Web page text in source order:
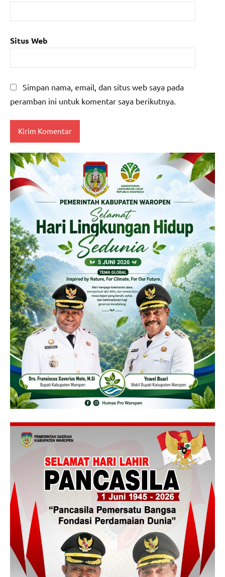
Situs Web
Simpan nama, email, dan situs web saya pada
peramban ini untuk komentar saya berikutnya.